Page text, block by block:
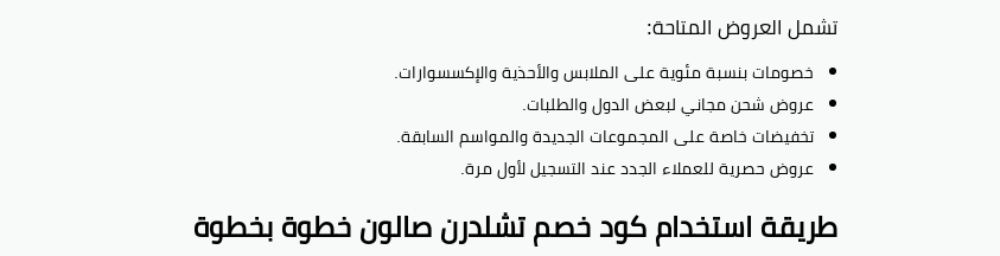
تشمل العروض المتاحة:
خصومات بنسبة مئوية على الملابس والأحذية والإكسسوارات.
عروض شحن مجاني لبعض الدول والطلبات.
تخفيضات خاصة على المجموعات الجديدة والمواسم السابقة.
عروض حصرية للعملاء الجدد عند التسجيل لأول مرة.
طريقة استخدام كود خصم تشلدرن صالون خطوة بخطوة